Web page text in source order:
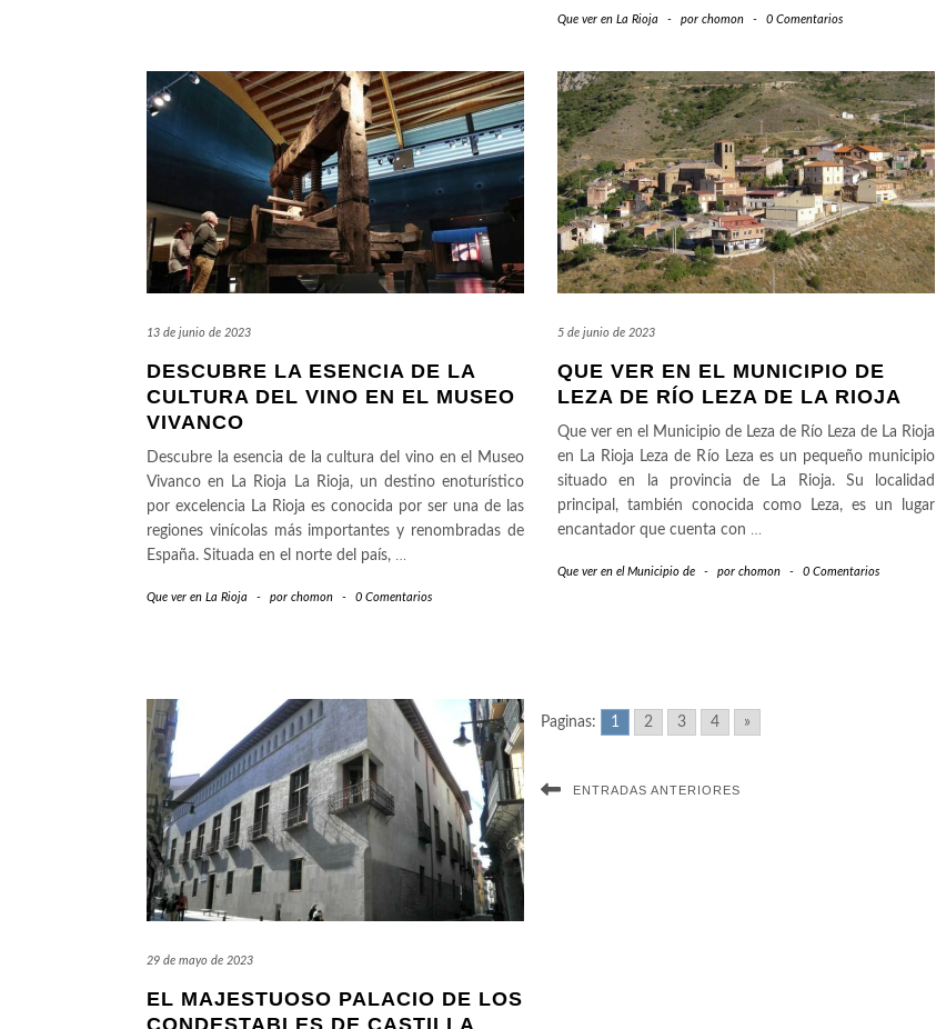
Que ver en La Rioja - por chomon - 0 Comentarios
13 de junio de 2023
DESCUBRE LA ESENCIA DE LA
CULTURA DEL VINO EN EL MUSEO
VIVANCO
Descubre la esencia de la cultura del vino en el Museo
Vivanco en La Rioja La Rioja, un destino enoturístico
por excelencia La Rioja es conocida por ser una de las
regiones vinícolas más importantes y renombradas de
España. Situada en el norte del país, …
Que ver en La Rioja - por chomon - 0 Comentarios
5 de junio de 2023
QUE VER EN EL MUNICIPIO DE
LEZA DE RÍO LEZA DE LA RIOJA
Que ver en el Municipio de Leza de Río Leza de La Rioja
en La Rioja Leza de Río Leza es un pequeño municipio
situado en la provincia de La Rioja. Su localidad
principal, también conocida como Leza, es un lugar
encantador que cuenta con …
Que ver en el Municipio de - por chomon - 0 Comentarios
29 de mayo de 2023
EL MAJESTUOSO PALACIO DE LOS
CONDESTABLES DE CASTILLA
Paginas: 1 2 3 4 »
ENTRADAS ANTERIORES